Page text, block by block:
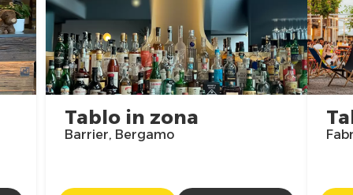
Tablo in zona
Barrier, Bergamo